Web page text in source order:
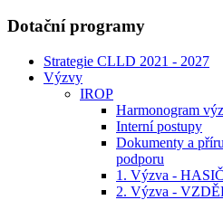
Dotační programy
Strategie CLLD 2021 - 2027
Výzvy
IROP
Harmonogram
Interní postupy
Dokumenty a
podporu
1. Výzva -
2. Výzva -